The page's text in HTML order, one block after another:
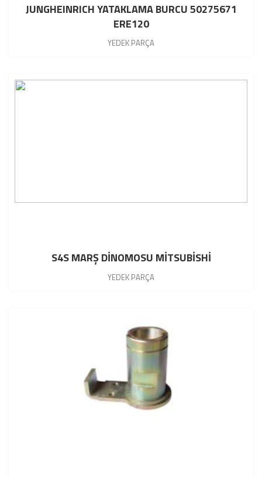
JUNGHEINRICH YATAKLAMA BURCU 50275671
ERE120
YEDEK PARÇA
S4S MARŞ DİNOMOSU MİTSUBİSHİ
YEDEK PARÇA